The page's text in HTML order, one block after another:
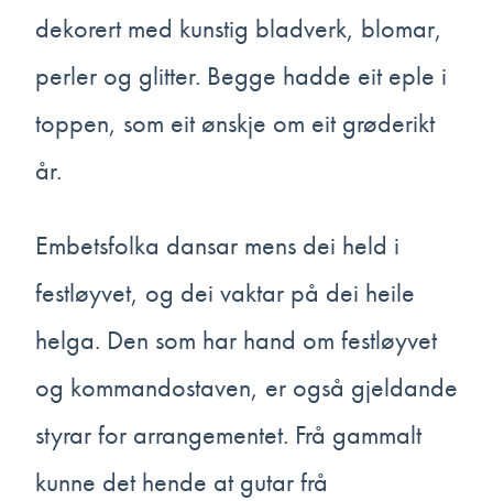
dekorert med kunstig bladverk, blomar,
perler og glitter. Begge hadde eit eple i
toppen, som eit ønskje om eit grøderikt
år.
Embetsfolka dansar mens dei held i
festløyvet, og dei vaktar på dei heile
helga. Den som har hand om festløyvet
og kommandostaven, er også gjeldande
styrar for arrangementet. Frå gammalt
kunne det hende at gutar frå